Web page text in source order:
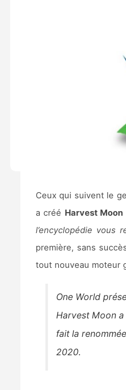
Ceux qui suivent le
a créé Harvest Moon
l’encyclopédie vous
première, sans
tout nouveau moteur
One World
Harvest Moon
fait la
2020.